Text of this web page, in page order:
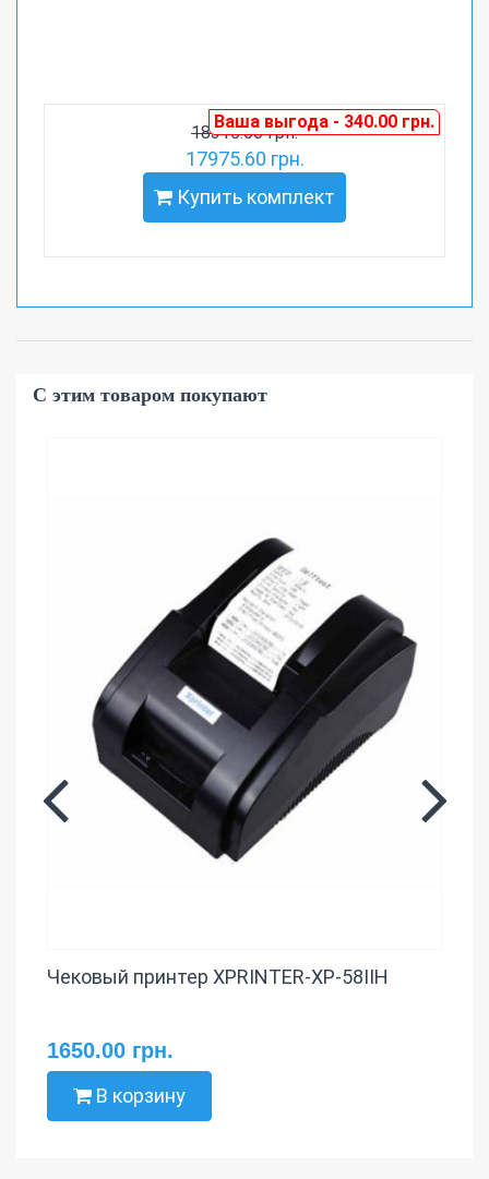
Ваша выгода - 340.00 грн.
18315.60 грн.
17975.60 грн.
Купить комплект
С этим товаром покупают
Чековый принтер XPRINTER-XP-58IIH
1650.00 грн.
В корзину